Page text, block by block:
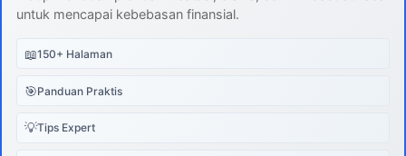
untuk mencapai kebebasan finansial.
📖150+ Halaman
🎯Panduan Praktis
💡Tips Expert